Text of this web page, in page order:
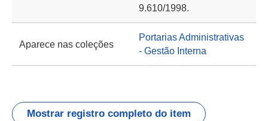
9.610/1998.
Aparece nas coleções
Portarias Administrativas
- Gestão Interna
Mostrar registro completo do item